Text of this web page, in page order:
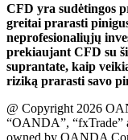
CFD yra sudėtingos
greitai prarasti
neprofesionaliųjų
prekiaujant CFD su
suprantate, kaip
riziką prarasti savo
@ Copyright 2026
“OANDA”, “fxTrade”
owned by OANDA